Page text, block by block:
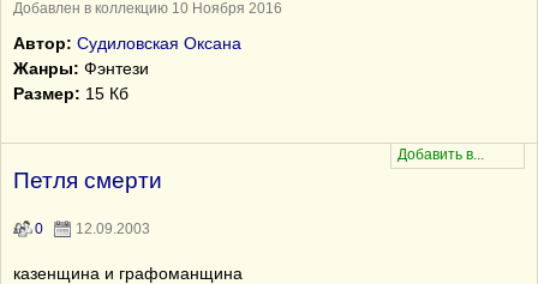
Добавлен в коллекцию 10 Ноября 2016
Автор: Судиловская Оксана
Жанры: Фэнтези
Размер: 15 Кб
Петля смерти
0 12.09.2003
казенщина и графоманщина